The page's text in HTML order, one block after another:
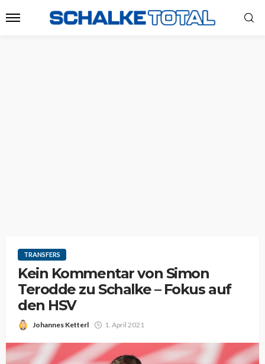
TRANSFERS
Kein Kommentar von Simon
Terodde zu Schalke – Fokus auf
den HSV
Johannes Ketterl 1. April 2021